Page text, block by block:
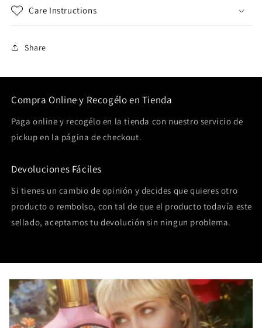
Care Instructions
Share
Compra Online y Recogélo en Tienda
Paga online y recogélo en la tienda con nuestro servicio de
pickup en la página de checkout.
Devoluciones Fáciles
Si tienes un cambio de opinión y decides que quieres otro
producto o rembolso, con tal de que el producto todavía este
sellado, aceptamos tu devolución sin ningun problema.